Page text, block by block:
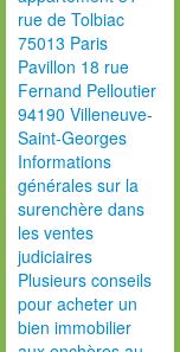
rue de Tolbiac
75013 Paris
Pavillon 18 rue
Fernand Pelloutier
94190 Villeneuve-
Saint-Georges
Informations
générales sur la
surenchère dans
les ventes
judiciaires
Plusieurs conseils
pour acheter un
bien immobilier